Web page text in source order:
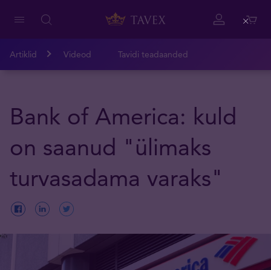
Artiklid Videod Tavidi teadaanded
Bank of America: kuld
on saanud "ülimaks
turvasadama varaks"
Close